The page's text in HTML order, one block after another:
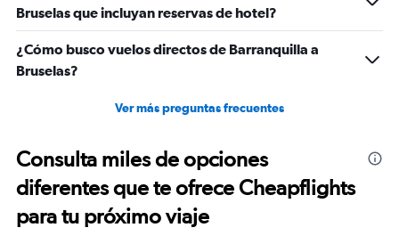
Bruselas que incluyan reservas de hotel?
¿Cómo busco vuelos directos de Barranquilla a
Bruselas?
Ver más preguntas frecuentes
Consulta miles de opciones
diferentes que te ofrece Cheapflights
para tu próximo viaje